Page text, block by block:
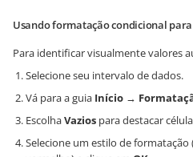
Usando formatação condicional
Para identificar visualmente valores
Selecione seu intervalo de dados.
Vá para a guia Início →
EscolhaVazios para destacar
Selecione um estilo de